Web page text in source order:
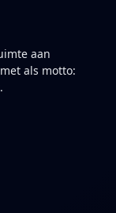
aan
als motto:
.